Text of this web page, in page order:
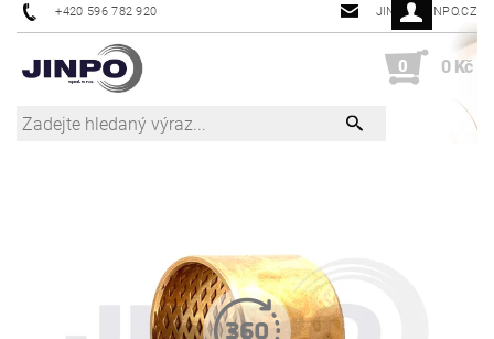
+420 596 782 920 JINPO@JINPO.CZ
0 0 Kč